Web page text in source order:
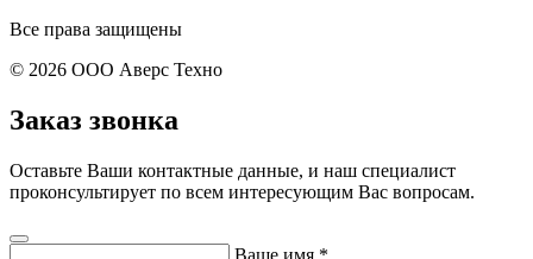
Все права защищены
© 2026 ООО Аверс Техно
Заказ звонка
Оставьте Ваши контактные данные, и наш специалист
проконсультирует по всем интересующим Вас вопросам.
Ваше имя *